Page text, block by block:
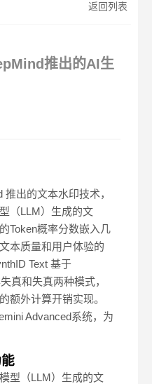
返回列表
推出的AI生
出的文本水印技术，
（LLM）生成的文
Token概率分数嵌入几
本质量和用户体验的
Text 基于
真和失真两种模式，
额外计算开销实现。
Advanced系统，为
型（LLM）生成的文